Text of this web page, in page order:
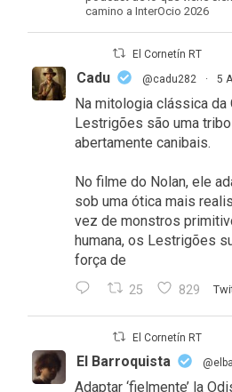
camino a InterOcio 2026
El Cornetín RT
Cadu @cadu282 · 5
Na mitologia clássica da
Lestrigões são uma
abertamente canibais.
No filme do Nolan, ele
sob uma ótica mais
vez de monstros
humana, os Lestrigões
força de
25 829
El Cornetín RT
El Barroquista
Adaptar ‘fielmente’ la